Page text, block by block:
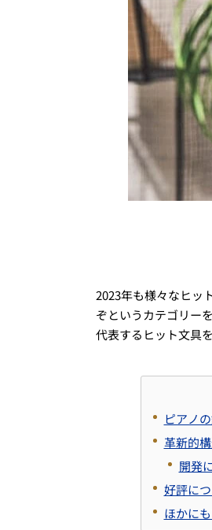
2023年も様々なヒッ
ぞというカテゴリー
代表するヒット文具
ピアノ
革新的
開発
好評に
ほかに